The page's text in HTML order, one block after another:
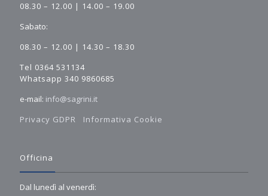
08.30 – 12.00 | 14.00 – 19.00
Sabato:
08.30 – 12.00 | 14.30 – 18.30
Tel 0364 531134
Whatsapp 340 9860685
e-mail: info@sagrini.it
Privacy GDPR
Informativa Cookie
Officina
Dal lunedì al venerdì: